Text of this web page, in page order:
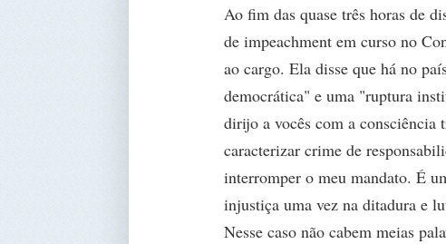
Ao fim das quase três horas de
de impeachment em curso no
ao cargo. Ela disse que há no
democrática" e uma "ruptura
dirijo a vocês com a
caracterizar crime de
interromper o meu mandato. É
injustiça uma vez na ditadura e
Nesse caso não cabem meias